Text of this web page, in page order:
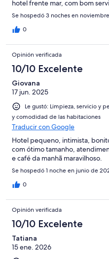
hotel frente mar, com bom
Se hospedó 3 noches en
0
Opinión verificada
10/10 Excelente
Giovana
17 jun. 2025
Le gustó: Limpieza, servicio y
y comodidad de las habitaciones
Traducir con Google
Hotel pequeno, intimista,
com ótimo tamanho,
e café da manhã maravilhoso.
Se hospedó 1 noche en junio de
0
Opinión verificada
10/10 Excelente
Tatiana
15 ene. 2026